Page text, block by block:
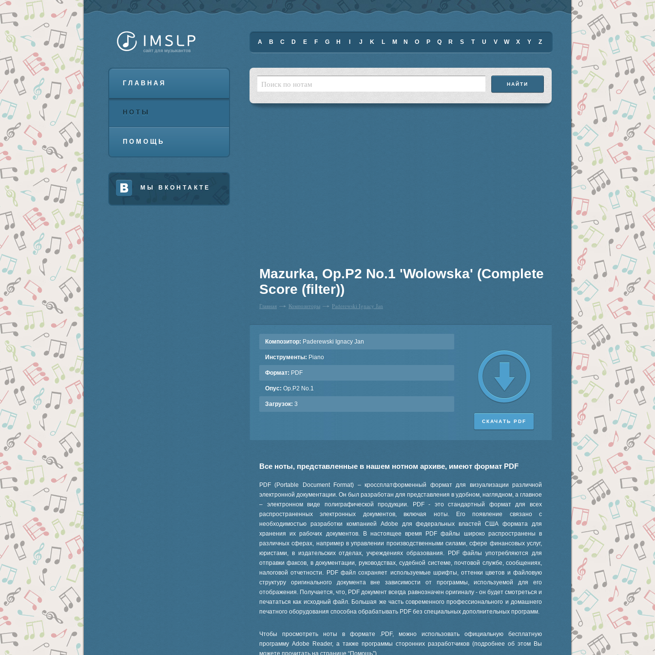
ГЛАВНАЯ
НОТЫ
ПОМОЩЬ
МЫ ВКОНТАКТЕ
A B C D E F G H J K L M N O P Q R S T U V W X Y Z
Mazurka, Op.P2 No.1 'Wolowska' (Complete
Score (filter))
Главная Композиторы Paderewski Ignacy Jan
Композитор: Paderewski Ignacy Jan
Инструменты: Piano
Формат: PDF
Опус: Op.P2 No.1
Загрузок: 3
СКАЧАТЬ PDF
Все ноты, представленные в нашем нотном архиве, имеют формат PDF
PDF (Portable Document Format) – кроссплатформенный формат для визуализации различной
электронной документации. Он был разработан для представления в удобном, наглядном, а главное
– электронном виде полиграфической продукции. PDF - это стандартный формат для всех
распространенных электронных документов, включая ноты. Его появление связано с
необходимостью разработки компанией Adobe для федеральных властей США формата для
хранения их рабочих документов. В настоящее время PDF файлы широко распространены в
различных сферах, например в управлении производственными силами, сфере финансовых услуг,
юристами, в издательских отделах, учреждениях образования. PDF файлы употребляются для
отправки факсов, в документации, руководствах, судебной системе, почтовой службе, сообщениях,
налоговой отчетности. PDF файл сохраняет используемые шрифты, оттенки цветов и файловую
структуру оригинального документа вне зависимости от программы, используемой для его
отображения. Получается, что, PDF документ всегда равнозначен оригиналу - он будет смотреться и
печататься как исходный файл. Большая же часть современного профессионального и домашнего
печатного оборудования способна обрабатывать PDF без специальных дополнительных программ.
Чтобы просмотреть ноты в формате .PDF, можно использовать официальную бесплатную
программу Adobe Reader, а также программы сторонних разработчиков (подробнее об этом Вы
можете прочитать на странице “Помощь”).